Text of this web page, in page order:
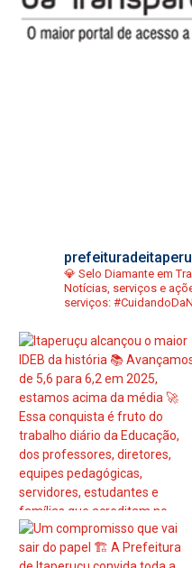
💎 Selo Diamante em
Notícias, serviços e
serviços: